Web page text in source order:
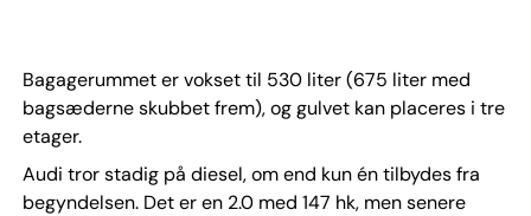
Bagagerummet er vokset til 530 liter (675 liter med
bagsæderne skubbet frem), og gulvet kan placeres i tre
etager.
Audi tror stadig på diesel, om end kun én tilbydes fra
begyndelsen. Det er en 2.0 med 147 hk, men senere